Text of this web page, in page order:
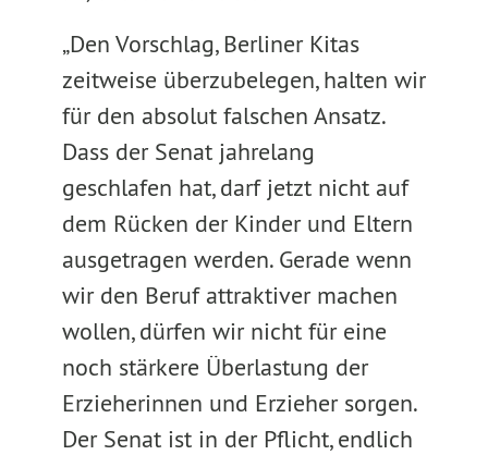
„Den Vorschlag, Berliner Kitas
zeitweise überzubelegen, halten wir
für den absolut falschen Ansatz.
Dass der Senat jahrelang
geschlafen hat, darf jetzt nicht auf
dem Rücken der Kinder und Eltern
ausgetragen werden. Gerade wenn
wir den Beruf attraktiver machen
wollen, dürfen wir nicht für eine
noch stärkere Überlastung der
Erzieherinnen und Erzieher sorgen.
Der Senat ist in der Pflicht, endlich